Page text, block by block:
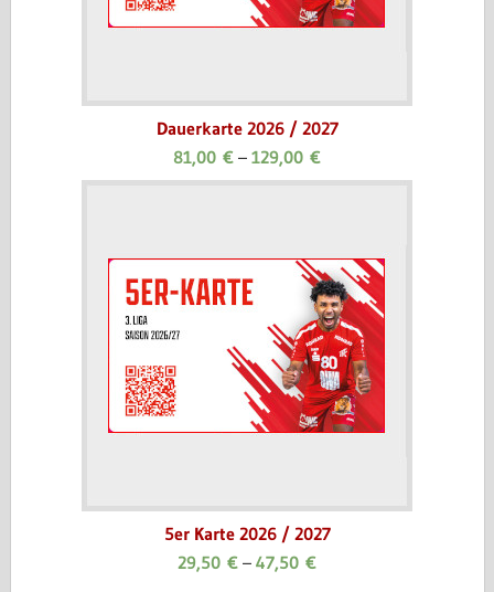
Dauerkarte 2026 / 2027
81,00 € – 129,00 €
5er Karte 2026 / 2027
29,50 € – 47,50 €